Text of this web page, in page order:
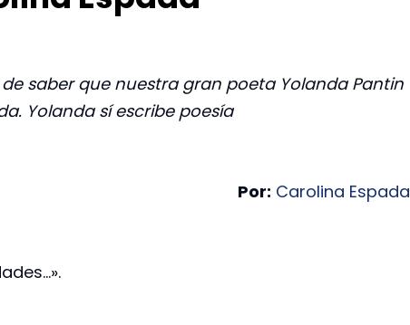
saber que nuestra gran poeta Yolanda Pantin
Yolanda sí escribe poesía
Por: Carolina Espada